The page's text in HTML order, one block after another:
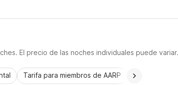
El precio de las noches individuales puede variar.
Tarifa para miembros de AARP